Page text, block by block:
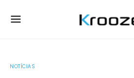
NOTÍCIAS